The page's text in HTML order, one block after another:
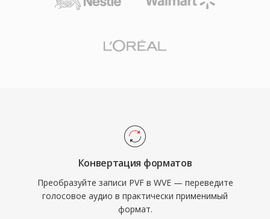
Конвертация форматов
Преобразуйте записи PVF в WVE — переведите
голосовое аудио в практически применимый
формат.